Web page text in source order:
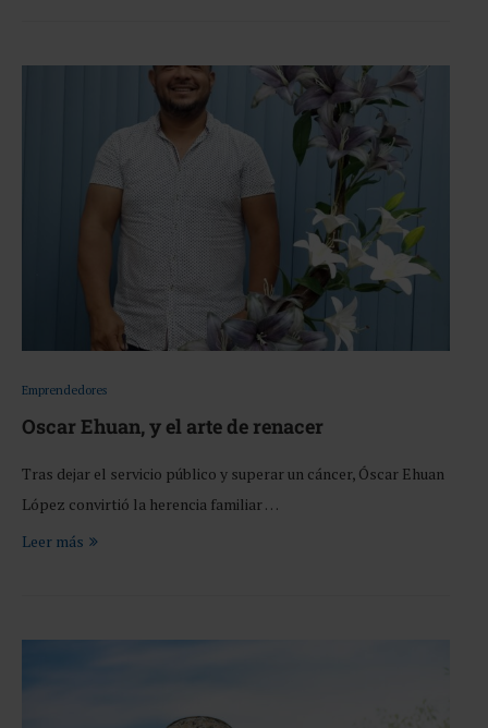
Emprendedores
Oscar Ehuan, y el arte de renacer
Tras dejar el servicio público y superar un cáncer, Óscar Ehuan
López convirtió la herencia familiar …
Leer más